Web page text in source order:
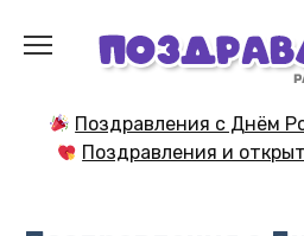
содержанию
Поздравления с Днём
Поздравления и